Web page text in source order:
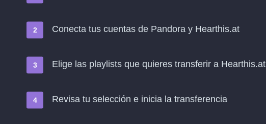
Conecta tus cuentas de Pandora y Hearthis.at
Elige las playlists que quieres transferir a Hearthis.at
Revisa tu selección e inicia la transferencia